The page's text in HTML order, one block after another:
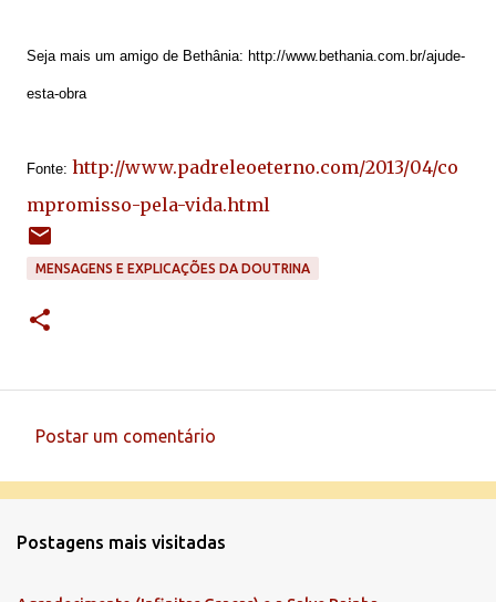
Seja mais um amigo de Bethânia: http://www.bethania.com.br/ajude-
esta-obra
Fonte: http://www.padreleoeterno.com/2013/04/co
mpromisso-pela-vida.html
MENSAGENS E EXPLICAÇÕES DA DOUTRINA
e
Postar um comentário
Postagens mais visitadas